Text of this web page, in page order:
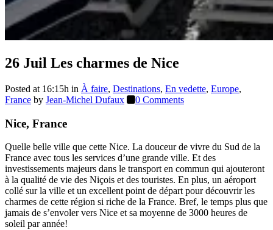
26 Juil Les charmes de Nice
Posted at 16:15h in À faire, Destinations, En vedette, Europe,
France by Jean-Michel Dufaux 0 Comments
Nice, France
Quelle belle ville que cette Nice. La douceur de vivre du Sud de la
France avec tous les services d’une grande ville. Et des
investissements majeurs dans le transport en commun qui ajouteront
à la qualité de vie des Niçois et des touristes. En plus, un aéroport
collé sur la ville et un excellent point de départ pour découvrir les
charmes de cette région si riche de la France. Bref, le temps plus que
jamais de s’envoler vers Nice et sa moyenne de 3000 heures de
soleil par année!